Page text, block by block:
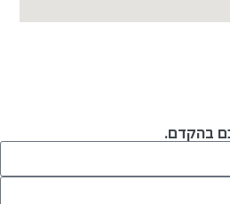
בהקדם.